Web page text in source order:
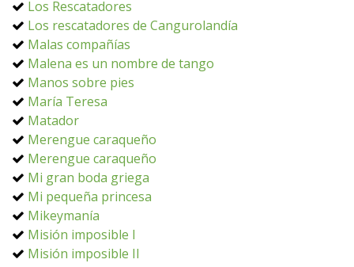
Los Rescatadores
Los rescatadores de Cangurolandía
Malas compañías
Malena es un nombre de tango
Manos sobre pies
María Teresa
Matador
Merengue caraqueño
Merengue caraqueño
Mi gran boda griega
Mi pequeña princesa
Mikeymanía
Misión imposible I
Misión imposible II